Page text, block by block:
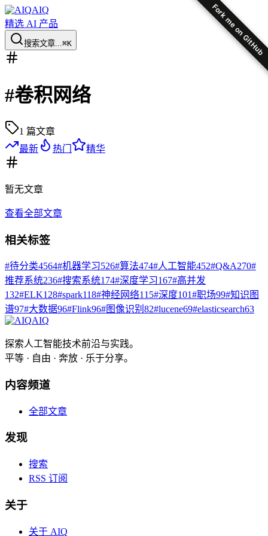
Fork me on GitHub
AIQ
精选 AI 产品
搜索文章...⌘K
#卷积网络
1 篇文章
最新
热门 精华
暂无文章
查看全部文章
相关标签
#待分类4564#机器学习526#算法474#人工智能452#Q&A270#
推荐系统236#搜索系统174#深度学习167#高并发
132#ELK128#spark118#神经网络115#深度101#职场99#知识图
谱97#大数据96#Flink96#图像识别 82#lucene69#elasticsearch63
AIQ
探索人工智能技术前沿与实践。
平等 · 自由 · 奔放 · 乐于分享。
内容频道
全部文章
发现
搜索
RSS 订阅
关于
关于 AIQ